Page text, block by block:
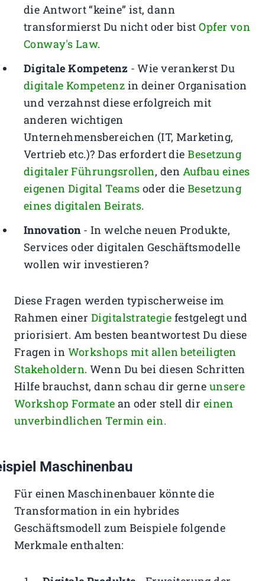
die Antwort “keine” ist, dann
transformierst Du nicht oder bistOpfer von
Conway's Law.
Digitale Kompetenz - Wie verankerst Du
digitale Kompetenz in deiner Organisation
und verzahnst diese erfolgreich mit
anderen wichtigen
Unternehmensbereichen (IT, Marketing,
Vertrieb etc.)? Das erfordert dieBesetzung
digitaler Führungsrollen, den Aufbau eines
eigenen Digital Teams oder die Besetzung
eines digitalen Beirats.
Innovation- In welche neuen Produkte,
Services oder digitalen Geschäftsmodelle
wollen wir investieren?
Diese Fragen werden typischerweise im
Rahmen einer Digitalstrategie festgelegt und
priorisiert. Am besten beantwortest Du diese
Fragen in Workshops mit allen beteiligten
Stakeholdern. Wenn Du bei diesen Schritten
Hilfe brauchst, dann schau dir gerne unsere
Workshop Formate an oder stell dir einen
unverbindlichen Termin ein.
Maschinenbau
Für einen Maschinenbauer könnte die
Transformation in ein hybrides
Geschäftsmodell zum Beispiele folgende
Merkmale enthalten: